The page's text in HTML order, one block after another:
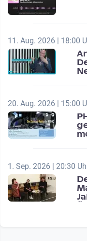
11. Aug. 2026 | 18:00
20. Aug. 2026 | 15:00
1. Sep. 2026 | 20:30